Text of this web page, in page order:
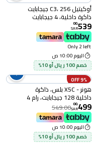
أوكيتيل C3، 256 جيجابايت
ذاكرة داخلية، 4 جيجابايت
سعة الرام، أسود
539
.
00
SAR
Only 2 left
اليوم 10:00 ص
خصم 100 ريال أو 10%
9% OFF
هونر - X5C بلس، ذاكرة
داخلية 128 جيجابايت، رام 4
جيجابايت، شبكة 4G، لون
أسود
499
.
00
SAR
549.00
اليوم 10:00 ص
خصم 100 ريال أو 10%